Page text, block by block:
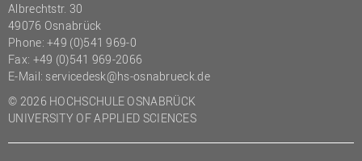
Albrechtstr. 30
49076 Osnabrück
Phone: +49 (0)541 969-0
Fax: +49 (0)541 969-2066
E-Mail: servicedesk@hs-osnabrueck.de
© 2026 HOCHSCHULE OSNABRÜCK
UNIVERSITY OF APPLIED SCIENCES